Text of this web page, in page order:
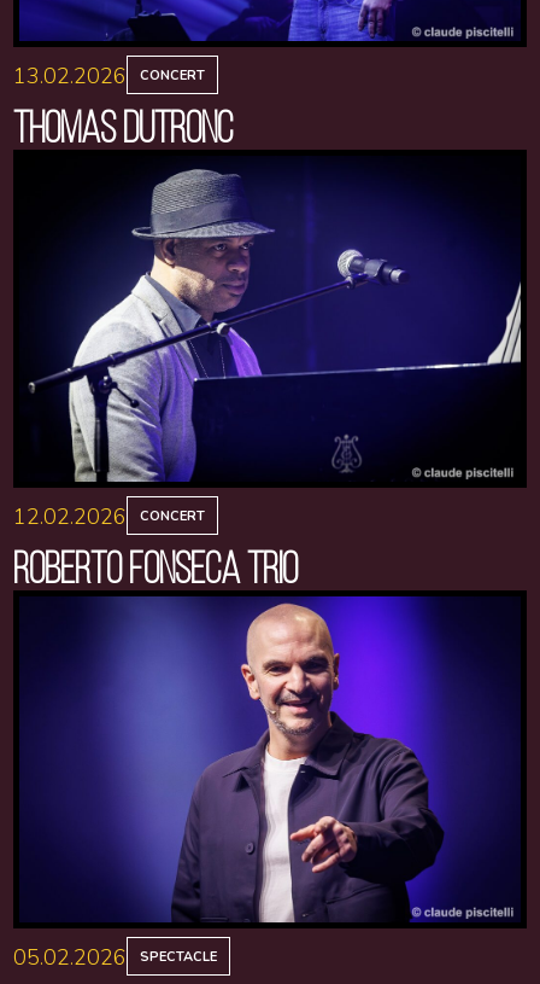
13.02.2026 CONCERT
THOMAS DUTRONC
12.02.2026 CONCERT
ROBERTO FONSECA TRIO
05.02.2026 SPECTACLE